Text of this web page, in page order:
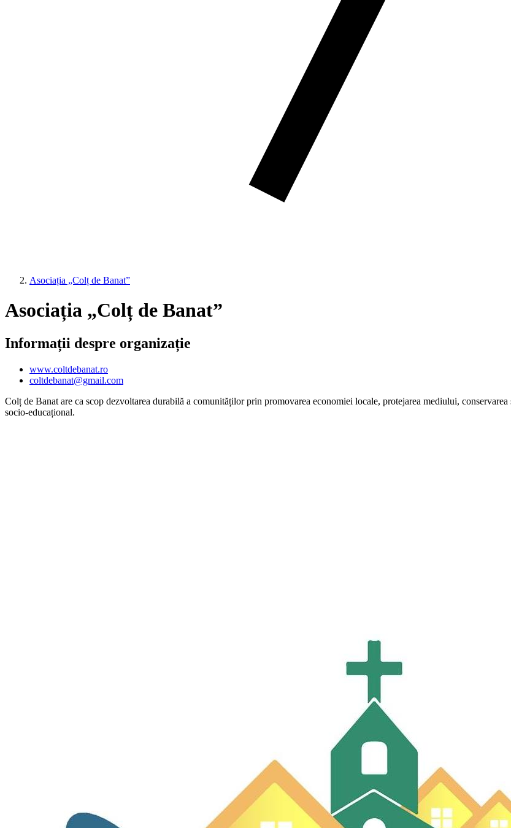
Asociația „Colț de Banat”
Asociația „Colț de Banat”
Informații despre organizație
www.coltdebanat.ro
coltdebanat@gmail.com
Colț de Banat are ca scop dezvoltarea durabilă a comunităților prin promovarea economiei locale, protejarea mediului,
socio-educațional.